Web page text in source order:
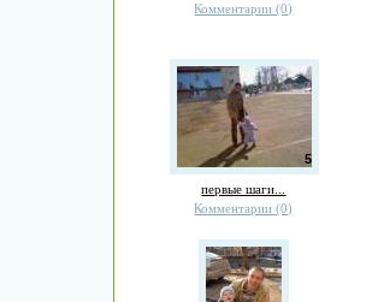
Комментарии (0)
5
первые шаги...
Комментарии (0)